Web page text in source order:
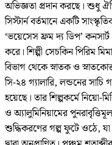
অভিজ্ঞতা প্রদান করছে। শুধু
সিস্টার্ন বর্তমানে একটি
‘ভয়েসেস ফ্রম দ্য ডিপ’
করে। শিল্পী সেচকিন পিরিম
বিভাগ থেকে স্নাতক ও
সি-২৪ গ্যালারি, লন্ডনের সাচি
হয়েছে। তার শিল্পকর্মে নিয়ো-
ও অ্যালুমিনিয়ামের
শুদ্ধিকরণের গল্প ফুটে ওঠে, যা